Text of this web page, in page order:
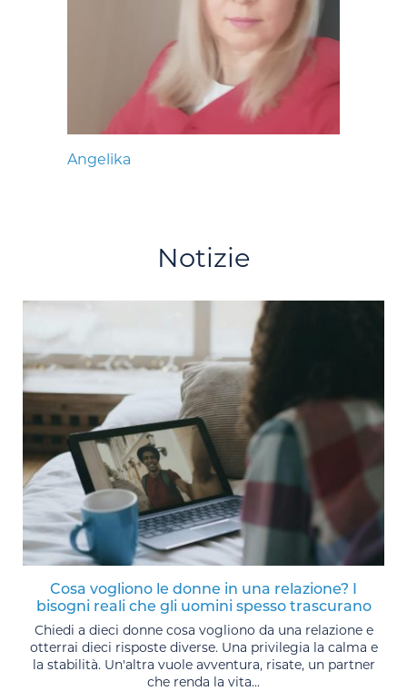
Angelika
Notizie
Cosa vogliono le donne in una relazione? I
bisogni reali che gli uomini spesso trascurano
Chiedi a dieci donne cosa vogliono da una relazione e
otterrai dieci risposte diverse. Una privilegia la calma e
la stabilità. Un'altra vuole avventura, risate, un partner
che renda la vita...